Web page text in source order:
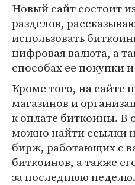
Новый сайт состоит
разделов,
использовать
цифровая валюта, а
способах ее покупки
Кроме того, на сайте
магазинов и
к оплате биткоины. В
можно найти ссылки
бирж, работающих с
биткоинов, а также
за последнюю неделю.